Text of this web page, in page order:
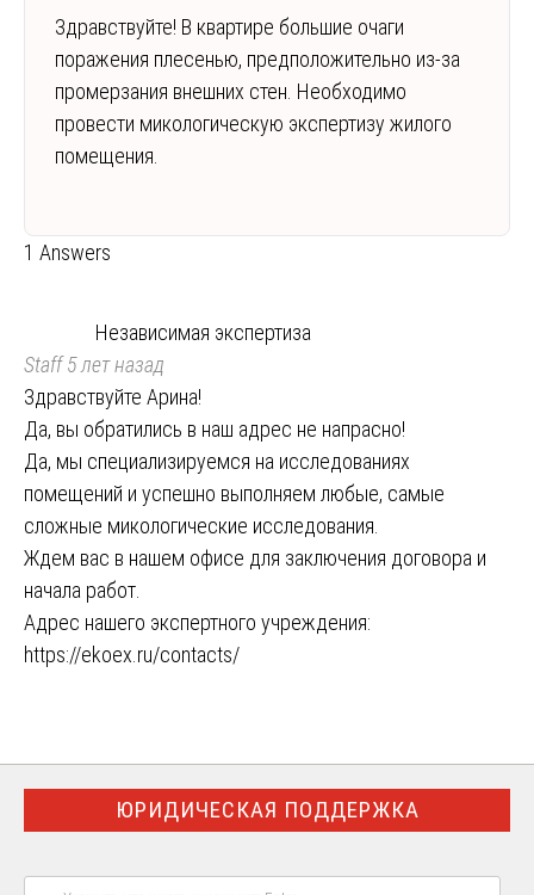
Здравствуйте! В квартире большие очаги
поражения плесенью, предположительно из-за
промерзания внешних стен. Необходимо
провести микологическую экспертизу жилого
помещения.
1 Answers
Независимая экспертиза
Staff5 лет назад
Здравствуйте Арина!
Да, вы обратились в наш адрес не напрасно!
Да, мы специализируемся на исследованиях
помещений и успешно выполняем любые, самые
сложные микологические исследования.
Ждем вас в нашем офисе для заключения договора и
начала работ.
Адрес нашего экспертного учреждения:
https://ekoex.ru/contacts/
ЮРИДИЧЕСКАЯ ПОДДЕРЖКА